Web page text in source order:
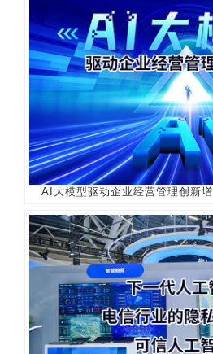
AI大模型驱动企业经营管理创新增